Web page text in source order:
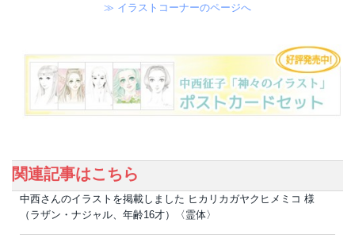
≫ イラストコーナーのページへ
関連記事はこちら
中西さんのイラストを掲載しました ヒカリカガヤクヒメミコ 様
（ラザン・ナジャル、年齢16才）〈霊体〉